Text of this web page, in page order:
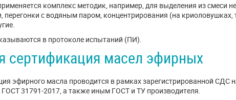
комплекс методик, например, для выделения из смеси
перегонки с водяным паром, концентрирования (на криоловушках,
в протоколе испытаний (ПИ).
сертификация масел эфирных
эфирного масла проводится в рамках зарегистрированной СДС
31791-2017, а также иным ГОСТ и ТУ производителя.